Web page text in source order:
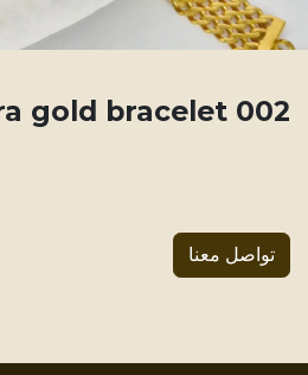
002 Extra gold bracelet
تواصل معنا